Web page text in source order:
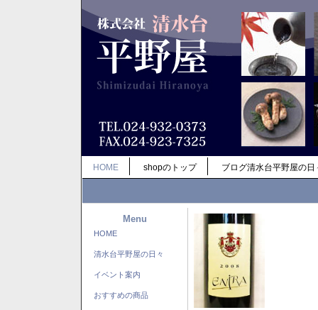
HOME shopのトップ ブログ清水台平野屋の日
Menu
HOME
清水台平野屋の日々
イベント案内
おすすめの商品